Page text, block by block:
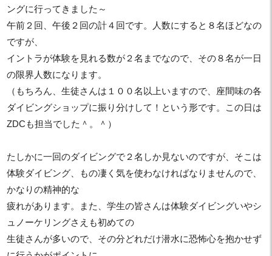
ングに行ってきました～
午前２回、午後２回の計４回です。人数にすると８名ほどなの
ですが、
イントラが体験を見れる数が２名までなので、その８名が一日
の限界人数になります。
（もちろん、生徒さんは１００名以上いますので、座間味の各
ダイビングショップに振り分けして！という形です。この日は
ZDCも担当でした＾。＾）
たしかに一回のダイビングで２名しか見ないのですが、そこは
体験ダイビング、もの凄く気を使わなければなりませんので、
かなりの精神的な
疲れがあります。また、学生の皆さんは体験ダイビングいやシ
ュノーケリングさえも初めての
生徒さんが多いので、その分どれだけ潜水に恐怖心を抱かせず